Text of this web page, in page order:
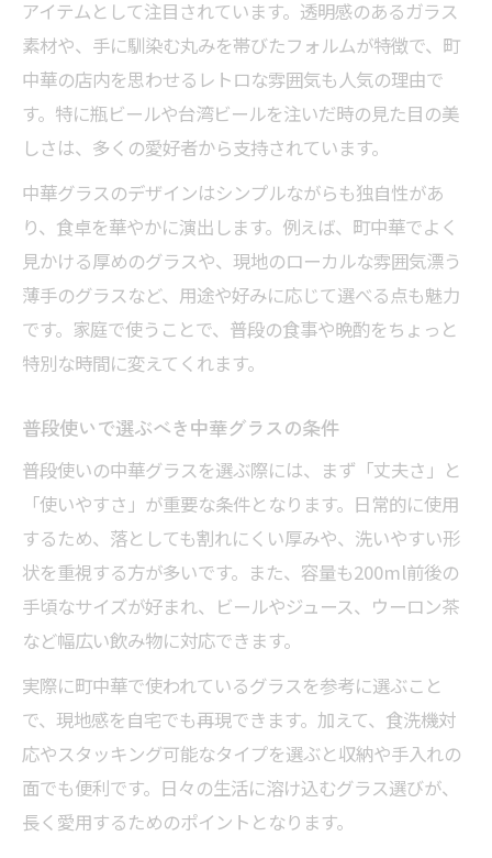
アイテムとして注目されています。透明感のあるガラス
素材や、手に馴染む丸みを帯びたフォルムが特徴で、町
中華の店内を思わせるレトロな雰囲気も人気の理由で
す。特に瓶ビールや台湾ビールを注いだ時の見た目の美
しさは、多くの愛好者から支持されています。
中華グラスのデザインはシンプルながらも独自性があ
り、食卓を華やかに演出します。例えば、町中華でよく
見かける厚めのグラスや、現地のローカルな雰囲気漂う
薄手のグラスなど、用途や好みに応じて選べる点も魅力
です。家庭で使うことで、普段の食事や晩酌をちょっと
特別な時間に変えてくれます。
普段使いで選ぶべき中華グラスの条件
普段使いの中華グラスを選ぶ際には、まず「丈夫さ」と
「使いやすさ」が重要な条件となります。日常的に使用
するため、落としても割れにくい厚みや、洗いやすい形
状を重視する方が多いです。また、容量も200ml前後の
手頃なサイズが好まれ、ビールやジュース、ウーロン茶
など幅広い飲み物に対応できます。
実際に町中華で使われているグラスを参考に選ぶこと
で、現地感を自宅でも再現できます。加えて、食洗機対
応やスタッキング可能なタイプを選ぶと収納や手入れの
面でも便利です。日々の生活に溶け込むグラス選びが、
長く愛用するためのポイントとなります。